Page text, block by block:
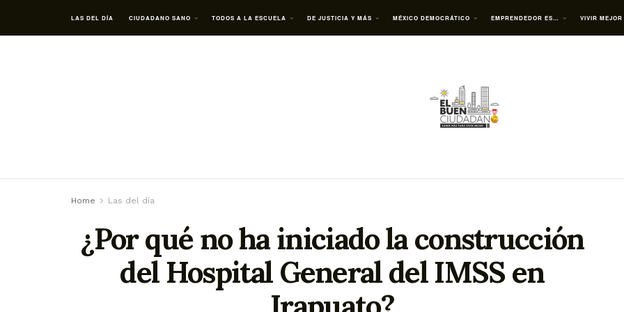
LAS DEL DÍA CIUDADANO SANO TODOS A LA ESCUELA DE JUSTICIA Y MÁS MÉXICO DEMOCRÁTICO EMPRENDEDOR ES… VIVIR MEJOR
Home Las del día
¿Por qué no ha iniciado la construcción
del Hospital General del IMSS en